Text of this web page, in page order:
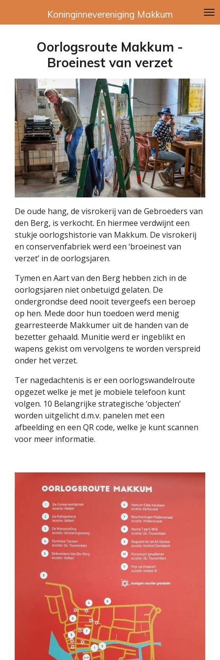
hoofdinhoud
Koninginnevereniging Makkum
Oorlogsroute Makkum -
Broeinest van verzet
De oude hang, de visrokerij van de Gebroeders van
den Berg, is verkocht. En hiermee verdwijnt een
stukje oorlogshistorie van Makkum. De visrokerij
en conservenfabriek werd een ‘broeinest van
verzet’ in de oorlogsjaren.
Tymen en Aart van den Berg hebben zich in de
oorlogsjaren niet onbetuigd gelaten. De
ondergrondse deed nooit tevergeefs een beroep
op hen. Mede door hun toedoen werd menig
gearresteerde Makkumer uit de handen van de
bezetter gehaald. Munitie werd er ingeblikt en
wapens gekist om vervolgens te worden verspreid
onder het verzet.
Ter nagedachtenis is er een oorlogswandelroute
opgezet welke je met je mobiele telefoon kunt
volgen. 10 Belangrijke strategische ‘objecten’
worden uitgelicht d.m.v. panelen met een
afbeelding en een QR code, welke je kunt scannen
voor meer informatie.